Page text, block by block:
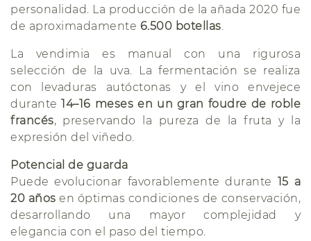
personalidad. La producción de la añada 2020 fue
de aproximadamente 6.500 botellas
La vendimia es manual con una rigurosa
selección de la uva. La fermentación se realiza
con levaduras autóctonas y el vino envejece
durante14–16 meses en un gran foudre de roble
francés, preservando la pureza de la fruta y la
expresión del viñedo.
Potencial de guarda
Puede evolucionar favorablemente durante 15 a
20 años en óptimas condiciones de conservación,
desarrollando una mayor complejidad y
elegancia con el paso del tiempo.